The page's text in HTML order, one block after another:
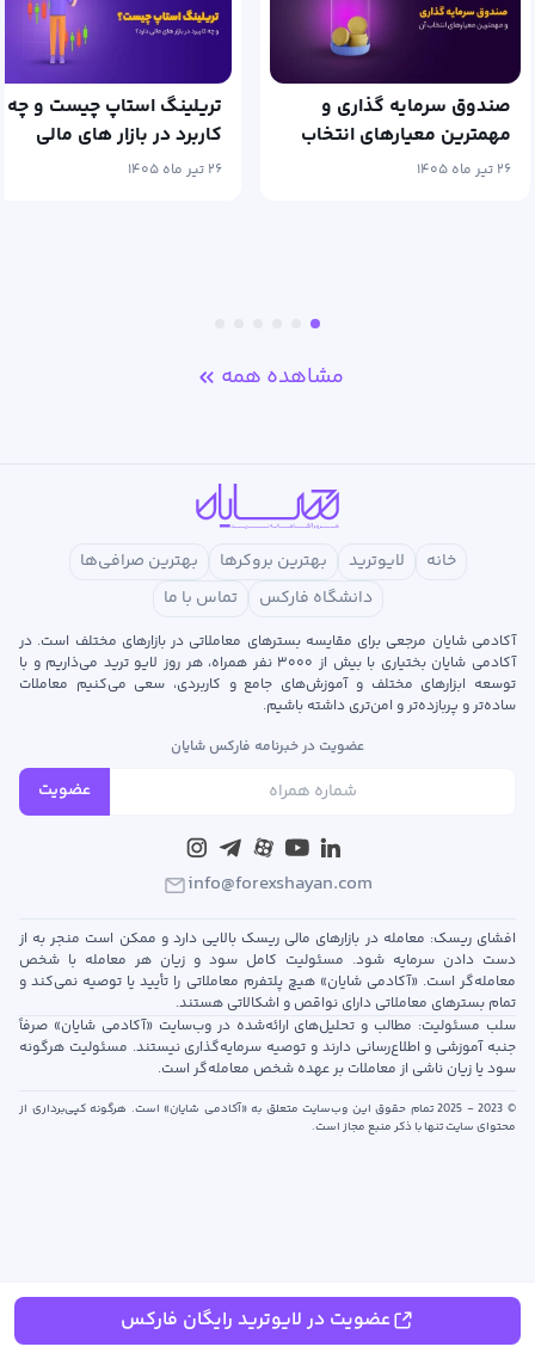
تریلینگ استاپ چیست و چه
کاربرد در بازار های مالی
سرمایه گذاری
بهترین
مشاهده همه
خانه لایوترید بهترین بروکرها
بهترین صرافی‌ها
دانشگاه فارکس
تماس با ما
آکادمی شایان مرجعی برای مقایسه بسترهای معاملاتی در بازارهای مختلف است. در
آکادمی شایان بختیاری با بیش از ۳۰۰۰ نفر همراه، هر روز لایو ترید می‌ذاریم و با
توسعه‌ ابزارهای مختلف و آموزش‌های جامع و کاربردی، سعی می‌کنیم معاملات
ساده‌تر و پربازده‌تر و امن‌تری داشته باشیم.
عضویت در خبرنامه فارکس شایان
عضویت
info@forexshayan.com
افشای ریسک: معامله در بازارهای مالی ریسک بالایی دارد و ممکن است منجر به از
دست دادن سرمایه شود. مسئولیت کامل سود و زیان هر معامله با شخص
معامله‌گر است. «آکادمی شایان» هیچ پلتفرم معاملاتی را تأیید یا توصیه نمی‌کند و
تمام بسترهای معاملاتی دارای نواقص و اشکالاتی هستند.
سلب مسئولیت: مطالب و تحلیل‌های ارائه‌شده در وب‌سایت «آکادمی شایان» صرفاً
جنبه آموزشی و اطلاع‌رسانی دارند و توصیه سرمایه‌گذاری نیستند. مسئولیت هرگونه
سود یا زیان ناشی از معاملات بر عهده شخص معامله‌گر است.
© 2023 - 2025 تمام حقوق این وب‌سایت متعلق به «آکادمی شایان» است. هرگونه کپی‌برداری از
محتوای سایت تنها با ذکر منبع مجاز است.
عضویت در لایوترید رایگان فارکس